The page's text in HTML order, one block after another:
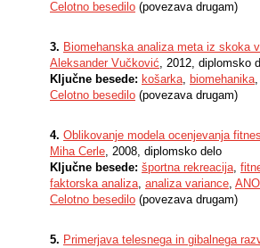
Celotno besedilo (povezava drugam)
3. Biomehanska analiza meta iz skoka
Aleksander Vučković, 2012, diplomsko
Ključne besede: košarka, biomehanika
Celotno besedilo (povezava drugam)
4. Oblikovanje modela ocenjevanja
Miha Cerle, 2008, diplomsko delo
Ključne besede: športna rekreacija,
faktorska analiza, analiza variance,
Celotno besedilo (povezava drugam)
5. Primerjava telesnega in gibalnega